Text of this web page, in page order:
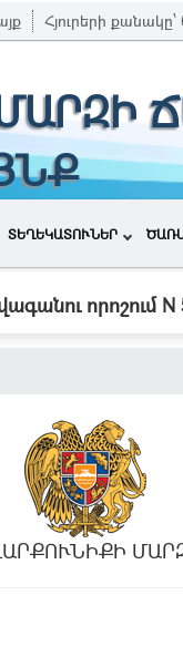
Հյուրերի քանակը՝
ՏԵՂԵԿԱՏՈՒՆԵՐ
որոշում